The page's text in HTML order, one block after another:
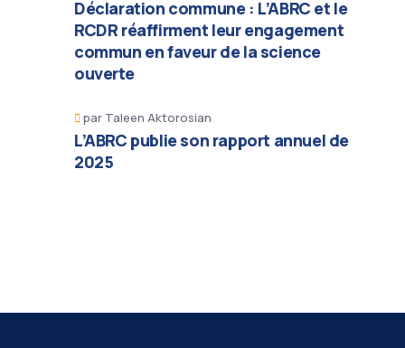
Déclaration commune : L’ABRC et le
RCDR réaffirment leur engagement
commun en faveur de la science
ouverte
par Taleen Aktorosian
L’ABRC publie son rapport annuel de
2025